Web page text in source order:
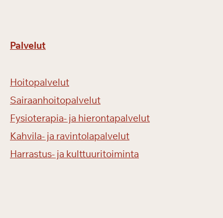
Palvelut
Hoitopalvelut
Sairaanhoitopalvelut
Fysioterapia- ja hierontapalvelut
Kahvila- ja ravintolapalvelut
Harrastus- ja kulttuuritoiminta